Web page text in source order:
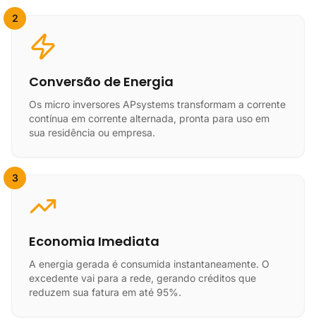
2
Conversão de Energia
Os micro inversores APsystems transformam a corrente
contínua em corrente alternada, pronta para uso em
sua residência ou empresa.
3
Economia Imediata
A energia gerada é consumida instantaneamente. O
excedente vai para a rede, gerando créditos que
reduzem sua fatura em até 95%.